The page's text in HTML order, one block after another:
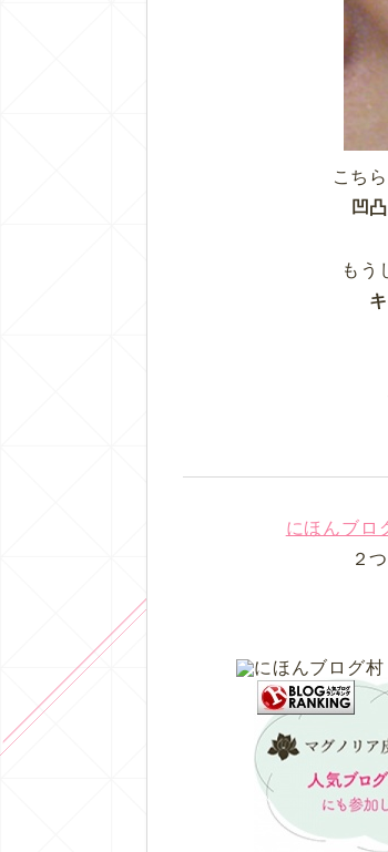
こち
凹
もう
にほんブロ
２